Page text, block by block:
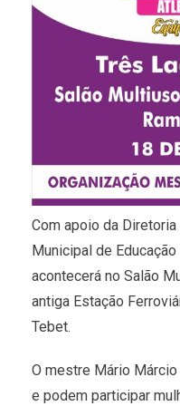
Com apoio da
Municipal de
acontecerá no Salão
antiga Estação
Tebet.
O mestre Mário
e podem participar